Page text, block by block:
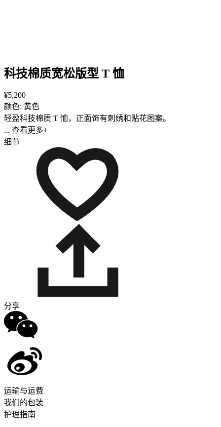
科技棉质宽松版型 T 恤
¥5,200
颜色: 黄色
轻盈科技棉质 T 恤，正面饰有刺绣和贴花图案。
... 查看更多+
细节
分享
运输与运费
我们的包装
护理指南